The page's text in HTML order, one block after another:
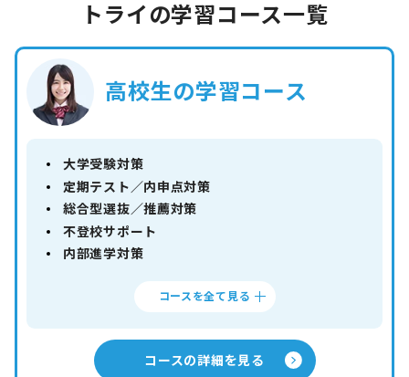
トライの学習コース一覧
高校生の学習コース
大学受験対策
定期テスト／内申点対策
総合型選抜／推薦対策
不登校サポート
内部進学対策
コースを全て見る
コースの詳細を見る